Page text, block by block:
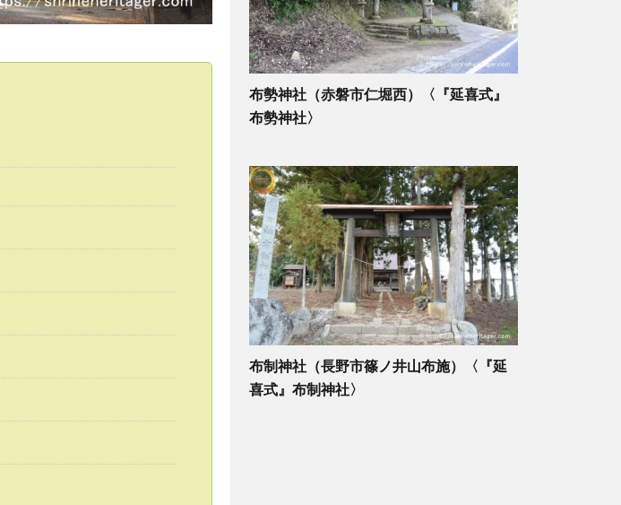
布勢神社（赤磐市仁堀西）〈『延喜式』
布勢神社〉
布制神社（長野市篠ノ井山布施）〈『延
喜式』布制神社〉